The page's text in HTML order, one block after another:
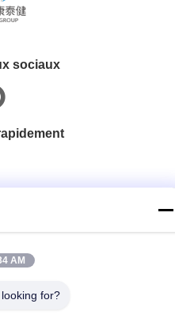
sociaux
santé KangtaiJian.No.7 rue
AM
for?